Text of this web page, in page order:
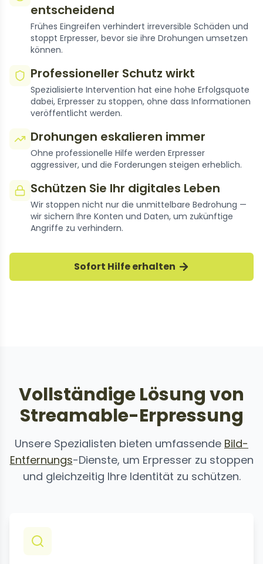
entscheidend
Frühes Eingreifen verhindert irreversible Schäden und
stoppt Erpresser, bevor sie ihre Drohungen umsetzen
können.
Professioneller Schutz wirkt
Spezialisierte Intervention hat eine hohe Erfolgsquote
dabei, Erpresser zu stoppen, ohne dass Informationen
veröffentlicht werden.
Drohungen eskalieren immer
Ohne professionelle Hilfe werden Erpresser
aggressiver, und die Forderungen steigen erheblich.
Schützen Sie Ihr digitales Leben
Wir stoppen nicht nur die unmittelbare Bedrohung —
wir sichern Ihre Konten und Daten, um zukünftige
Angriffe zu verhindern.
Sofort Hilfe erhalten
Tausende gelöste Fälle
Unsere Experten haben Tausende
Streamable-Erpressungsfälle erfolgreich
Vollständige Lösung von
Streamable-Erpressung
Unsere Spezialisten bieten umfassende Bild-
Entfernungs-Dienste, um Erpresser zu stoppen
und gleichzeitig Ihre Identität zu schützen.